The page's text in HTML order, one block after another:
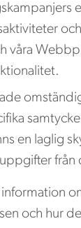
våra
en laglig
från
och hur